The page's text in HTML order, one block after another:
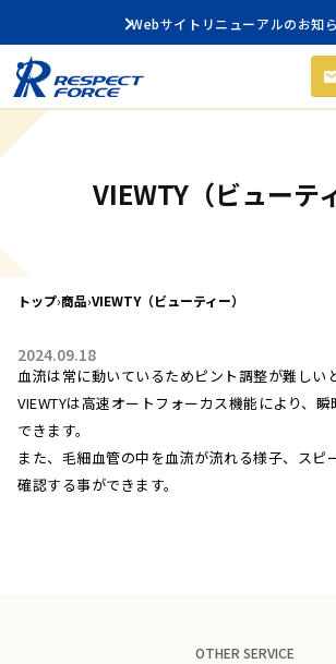
Webサイトリニューアルのお知
VIEWTY（ビューテ
トップ›商品›VIEWTY（ビューティー）
2024.09.18
血流は常に動いているためピント調整が難しい
VIEWTYは高速オートフォーカス機能により、
できます。
また、毛細血管の中を血流が流れる様子、スピ
確認する事ができます。
OTHER SERVICE